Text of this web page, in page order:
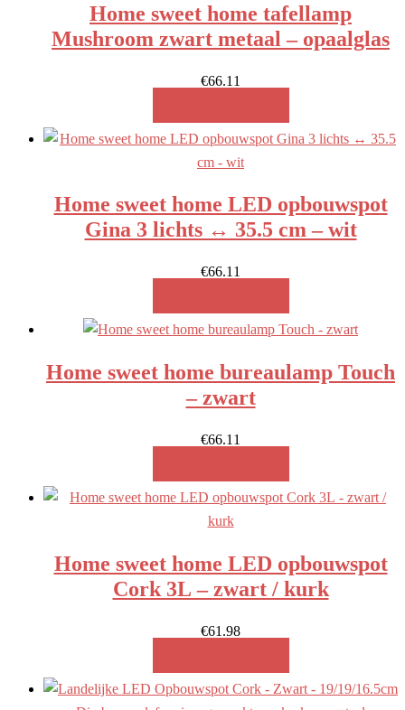
Home sweet home tafellamp
Mushroom zwart metaal – opaalglas
€66.11
Home sweet home LED opbouwspot
Gina 3 lichts ↔ 35.5 cm – wit
€66.11
Home sweet home bureaulamp Touch
– zwart
€66.11
Home sweet home LED opbouwspot
Cork 3L – zwart / kurk
€61.98